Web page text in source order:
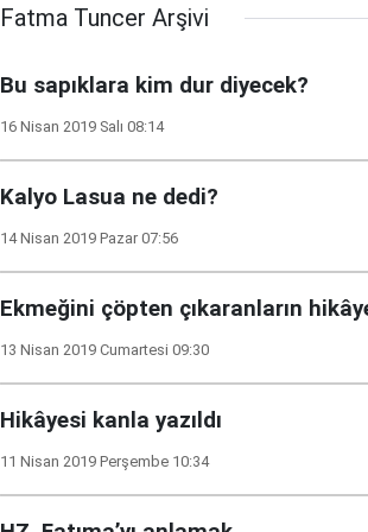
Fatma Tuncer Arşivi
Bu sapıklara kim dur diyecek?
16 Nisan 2019 Salı 08:14
Kalyo Lasua ne dedi?
14 Nisan 2019 Pazar 07:56
Ekmeğini çöpten çıkaranların
13 Nisan 2019 Cumartesi 09:30
Hikâyesi kanla yazıldı
11 Nisan 2019 Perşembe 10:34